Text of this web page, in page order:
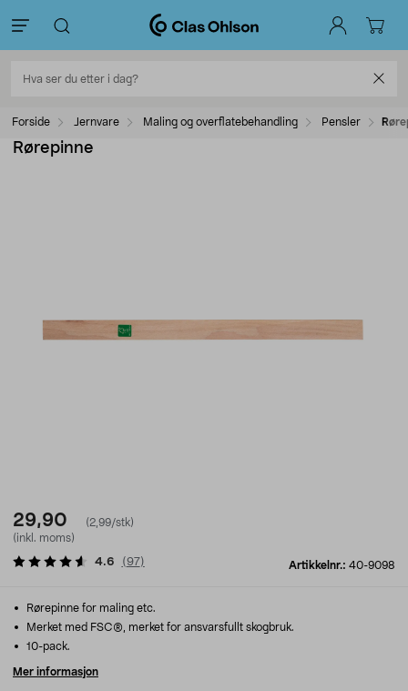
Forside Jernvare Maling og overflatebehandling Pensler
Rørepinne
29,90
(2,99/stk)
(inkl. moms)
Artikkelnr.: 40-9098
4.6 (97)
Rørepinne for maling etc.
Merket med FSC®, merket for ansvarsfullt skogbruk.
10-pack.
Mer informasjon